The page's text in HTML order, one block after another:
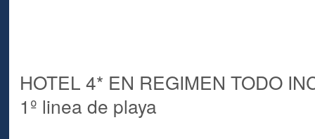
HOTEL 4* EN REGIMEN TODO
1º linea de playa